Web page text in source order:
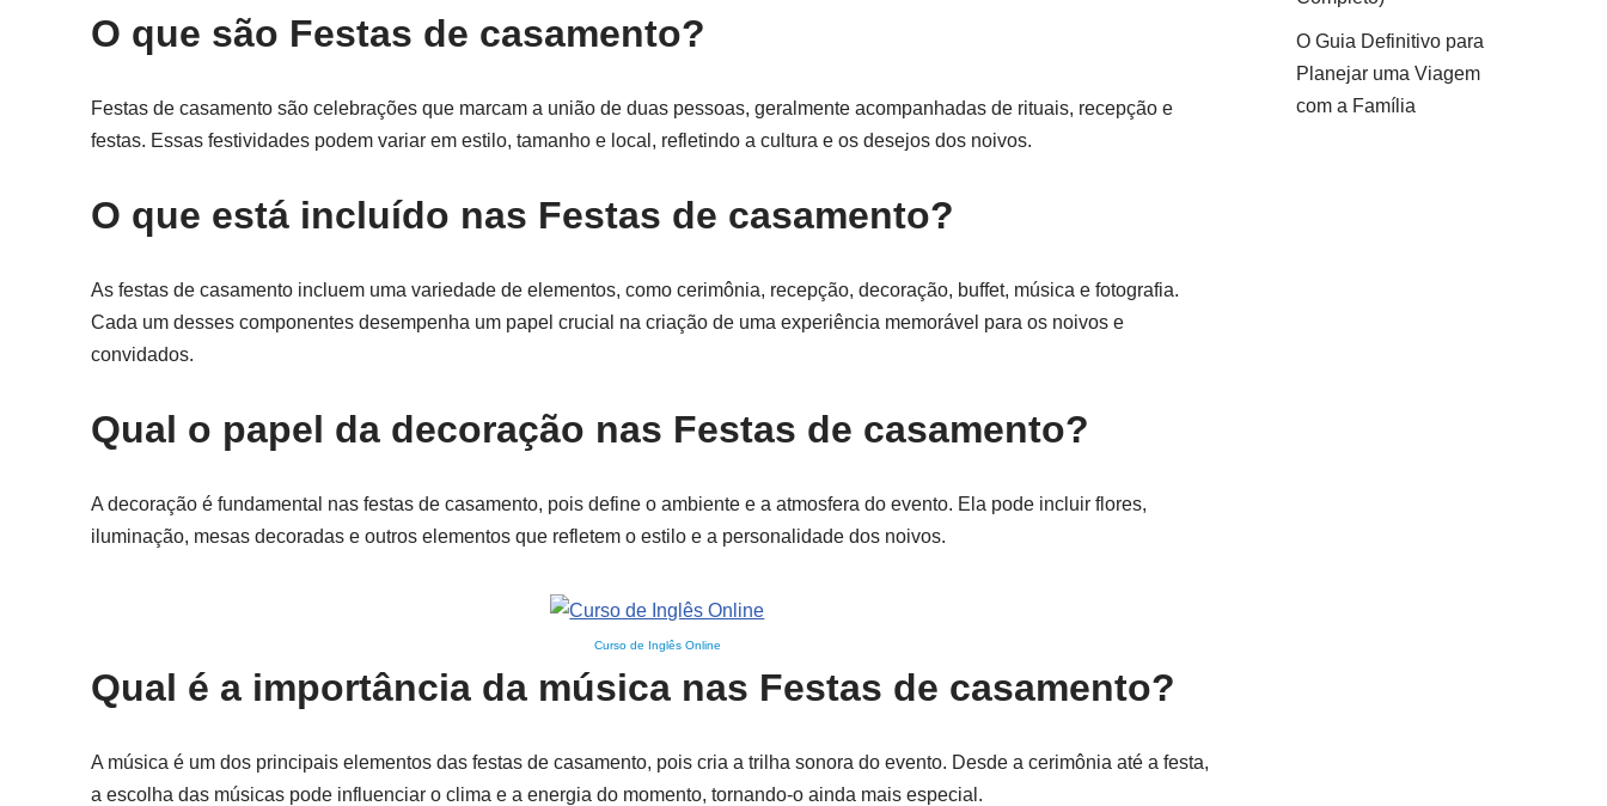
O que são Festas de casamento?
Festas de casamento são celebrações que marcam a união de duas pessoas, geralmente acompanhadas de rituais, recepção e
festas. Essas festividades podem variar em estilo, tamanho e local, refletindo a cultura e os desejos dos noivos.
O que está incluído nas Festas de casamento?
As festas de casamento incluem uma variedade de elementos, como cerimônia, recepção, decoração, buffet, música e fotografia.
Cada um desses componentes desempenha um papel crucial na criação de uma experiência memorável para os noivos e
convidados.
Qual o papel da decoração nas Festas de casamento?
A decoração é fundamental nas festas de casamento, pois define o ambiente e a atmosfera do evento. Ela pode incluir flores,
iluminação, mesas decoradas e outros elementos que refletem o estilo e a personalidade dos noivos.
Curso de Inglês Online
Qual é a importância da música nas Festas de casamento?
A música é um dos principais elementos das festas de casamento, pois cria a trilha sonora do evento. Desde a cerimônia até a festa,
a escolha das músicas pode influenciar o clima e a energia do momento, tornando-o ainda mais especial.
O Guia Definitivo para
Planejar uma Viagem
com a Família